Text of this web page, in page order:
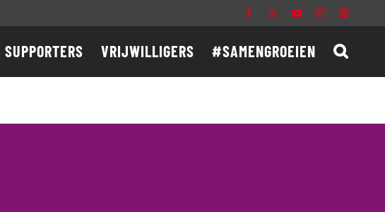
Facebook YouTubeInstagram
SUPPORTERS VRIJWILLIGERS #SAMENGROEIEN